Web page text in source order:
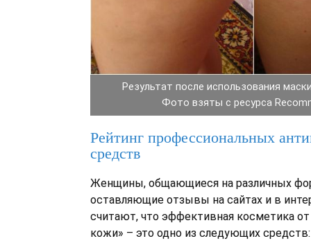
Результат после использования
Фото взяты с ресурса
Рейтинг профессиональных
средств
Женщины, общающиеся на различных
оставляющие отзывы на сайтах и в
считают, что эффективная косметика
кожи» – это одно из следующих средств: